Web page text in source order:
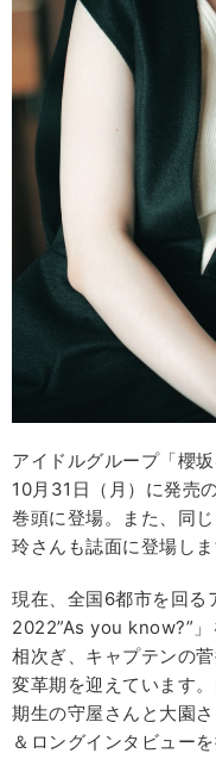
アイドルグループ「櫻
10月31日（月）に発売
巻頭に登場。また、同
玲さんも誌面に登場しま
現在、全国6都市を回る
2022”As you know?”
相次ぎ、キャプテンの
変革期を迎えています
期生の守屋さんと大園
＆ロングインタビュー